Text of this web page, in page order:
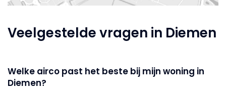
Veelgestelde vragen in Diemen
Welke airco past het beste bij mijn woning in
Diemen?